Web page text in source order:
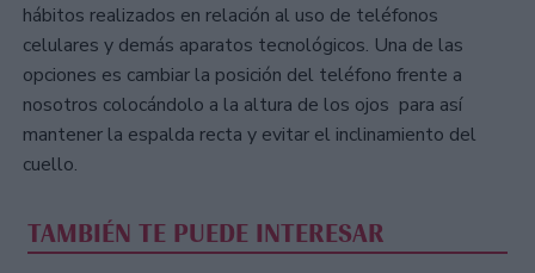
hábitos realizados en relación al uso de teléfonos
celulares y demás aparatos tecnológicos. Una de las
opciones es cambiar la posición del teléfono frente a
nosotros colocándolo a la altura de los ojos para así
mantener la espalda recta y evitar el inclinamiento del
cuello.
TAMBIÉN TE PUEDE INTERESAR